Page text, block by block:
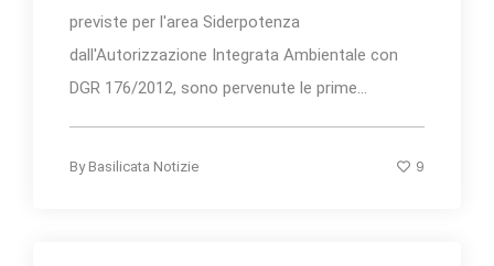
previste per l'area Siderpotenza
dall'Autorizzazione Integrata Ambientale con
DGR 176/2012, sono pervenute le prime...
By Basilicata Notizie 9